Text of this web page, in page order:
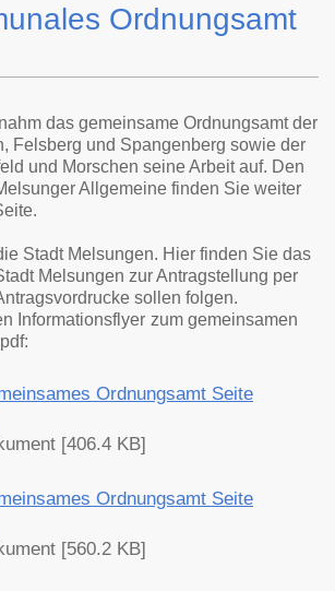
Ordnungsamt
das gemeinsame Ordnungsamt der
Felsberg und Spangenberg sowie der
und Morschen seine Arbeit auf. Den
Allgemeine finden Sie weiter
Stadt Melsungen. Hier finden Sie das
Melsungen zur Antragstellung per
sollen folgen.
Informationsflyer zum gemeinsamen
Ordnungsamt Seite
[406.4 KB]
Ordnungsamt Seite
[560.2 KB]